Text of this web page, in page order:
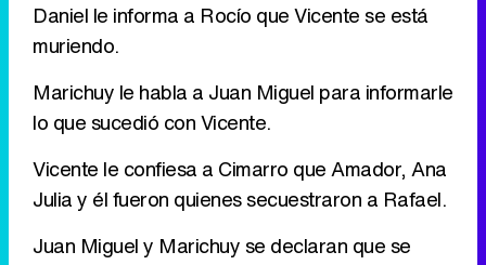
Daniel le informa a Rocío que Vicente se está
muriendo.
Marichuy le habla a Juan Miguel para informarle
lo que sucedió con Vicente.
Vicente le confiesa a Cimarro que Amador, Ana
Julia y él fueron quienes secuestraron a Rafael.
Juan Miguel y Marichuy se declaran que se